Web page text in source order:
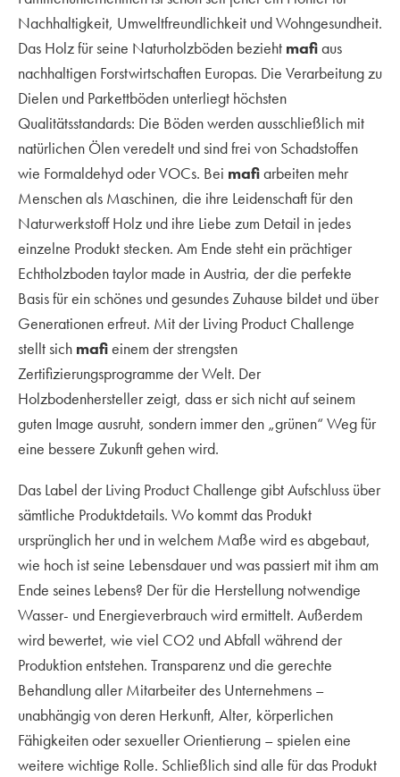
Nachhaltigkeit, Umweltfreundlichkeit und Wohngesundheit.
Das Holz für seine Naturholzböden bezieht mafiaus
nachhaltigen Forstwirtschaften Europas. Die Verarbeitung zu
Dielen und Parkettböden unterliegt höchsten
Qualitätsstandards: Die Böden werden ausschließlich mit
natürlichen Ölen veredelt und sind frei von Schadstoffen
wie Formaldehyd oder VOCs. Bei mafiarbeiten mehr
Menschen als Maschinen, die ihre Leidenschaft für den
Naturwerkstoff Holz und ihre Liebe zum Detail in jedes
einzelne Produkt stecken. Am Ende steht ein prächtiger
Echtholzboden taylor made in Austria, der die perfekte
Basis für ein schönes und gesundes Zuhause bildet und über
Generationen erfreut. Mit der Living Product Challenge
stellt sich mafieinem der strengsten
Zertifizierungsprogramme der Welt. Der
Holzbodenhersteller zeigt, dass er sich nicht auf seinem
guten Image ausruht, sondern immer den „grünen“ Weg für
eine bessere Zukunft gehen wird.
Das Label der Living Product Challenge gibt Aufschluss über
sämtliche Produktdetails. Wo kommt das Produkt
ursprünglich her und in welchem Maße wird es abgebaut,
wie hoch ist seine Lebensdauer und was passiert mit ihm am
Ende seines Lebens? Der für die Herstellung notwendige
Wasser- und Energieverbrauch wird ermittelt. Außerdem
wird bewertet, wie viel CO2 und Abfall während der
Produktion entstehen. Transparenz und die gerechte
Behandlung aller Mitarbeiter des Unternehmens –
unabhängig von deren Herkunft, Alter, körperlichen
Fähigkeiten oder sexueller Orientierung – spielen eine
weitere wichtige Rolle. Schließlich sind alle für das Produkt